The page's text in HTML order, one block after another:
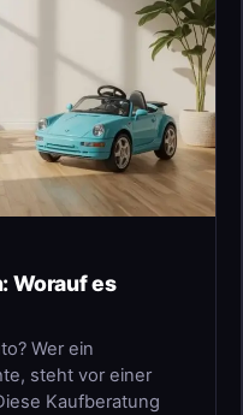
Worauf es
Wer ein
steht vor einer
Kaufberatung